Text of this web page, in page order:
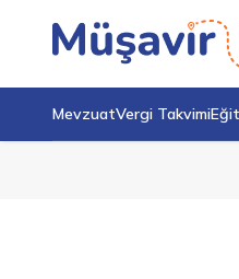
MevzuatVergi Takvimi